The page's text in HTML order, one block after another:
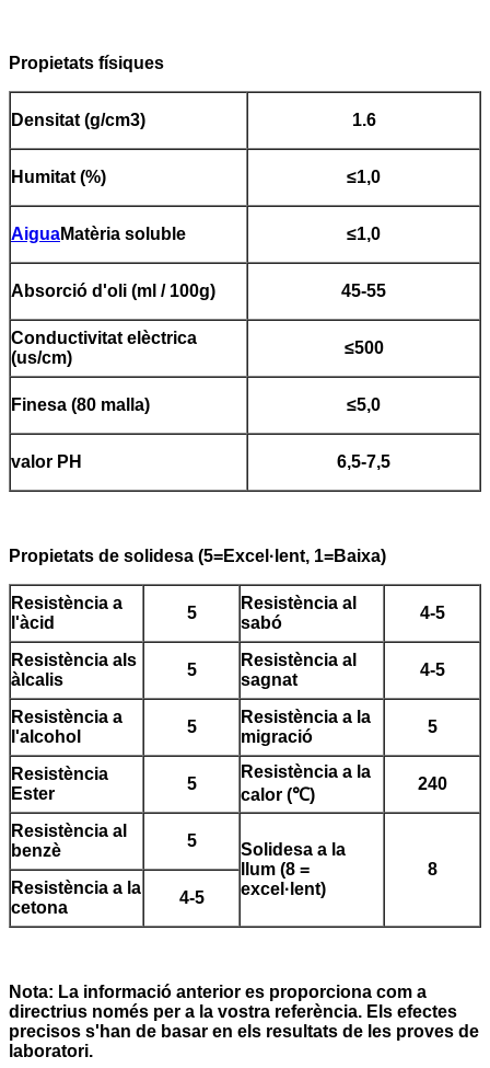
Propietats físiques
Densitat (g/cm3) 1.6
Humitat (%) ≤1,0
AiguaMatèria soluble ≤1,0
Absorció d'oli (ml / 100g) 45-55
Conductivitat elèctrica
(us/cm)
≤500
Finesa (80 malla) ≤5,0
valor PH 6,5-7,5
Propietats de solidesa (5=Excel·lent, 1=Baixa)
Resistència a
l'àcid
5
Resistència al
sabó
4-5
Resistència als
àlcalis
5
Resistència al
sagnat
4-5
Resistència a
l'alcohol
5
Resistència a la
migració
5
Resistència
Ester
5
Resistència a la
calor (℃)
240
Resistència al
benzè
5
Solidesa a la
llum (8 =
excel·lent)
8
Resistència a la
cetona
4-5
Nota: La informació anterior es proporciona com a
directrius només per a la vostra referència. Els efectes
precisos s'han de basar en els resultats de les proves de
laboratori.